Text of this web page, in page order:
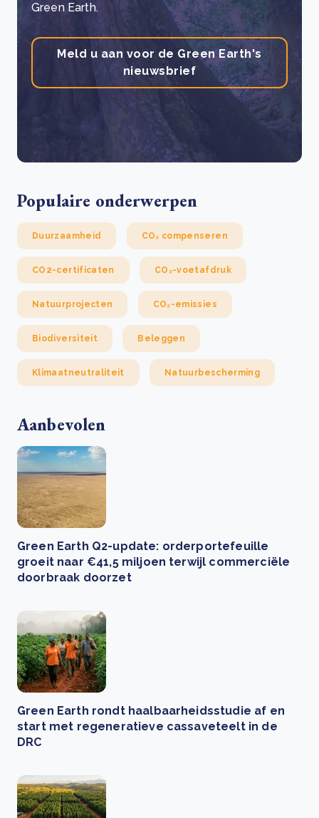
Green Earth.
Meld u aan voor de Green Earth's
nieuwsbrief
Populaire onderwerpen
Duurzaamheid CO₂ compenseren
CO2-certificaten CO₂-voetafdruk
Natuurprojecten CO₂-emissies
Biodiversiteit Beleggen
Klimaatneutraliteit Natuurbescherming
Aanbevolen
Green Earth Q2-update: orderportefeuille
groeit naar €41,5 miljoen terwijl commerciële
doorbraak doorzet
Green Earth rondt haalbaarheidsstudie af en
start met regeneratieve cassaveteelt in de
DRC